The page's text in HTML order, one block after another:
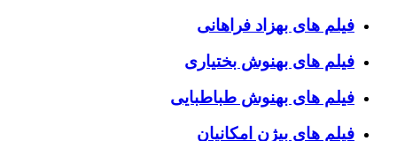
فیلم های بهزاد فراهانی
فیلم های بهنوش بختیاری
فیلم های بهنوش طباطبایی
فیلم های بیژن امکانیان